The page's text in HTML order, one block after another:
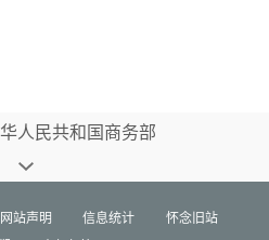
人民共和国商务部
网站声明 信息统计
怀念旧站